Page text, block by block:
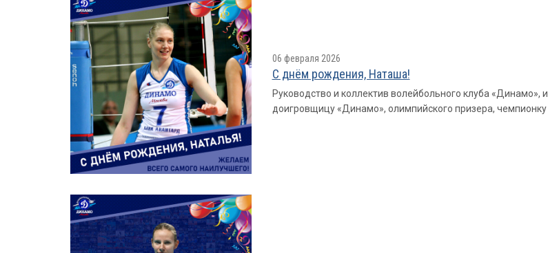
06 февраля 2026
С днём рождения, Наташа!
Руководство и коллектив волейбольного клуба
доигровщицу «Динамо», олимпийского призера,